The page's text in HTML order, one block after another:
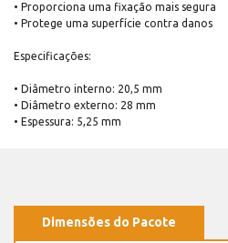
• Proporciona uma fixação mais segura
• Protege uma superfície contra danos
Especificações:
• Diâmetro interno: 20,5 mm
• Diâmetro externo: 28 mm
• Espessura: 5,25 mm
Dimensões do Pacote